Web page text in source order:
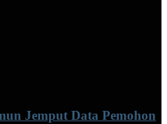
Jemput Data Pemohon